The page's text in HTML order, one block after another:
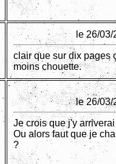
le 26/
clair que sur dix pages
moins chouette.
le 26/03/
Je crois que j'y
Ou alors faut que je
?